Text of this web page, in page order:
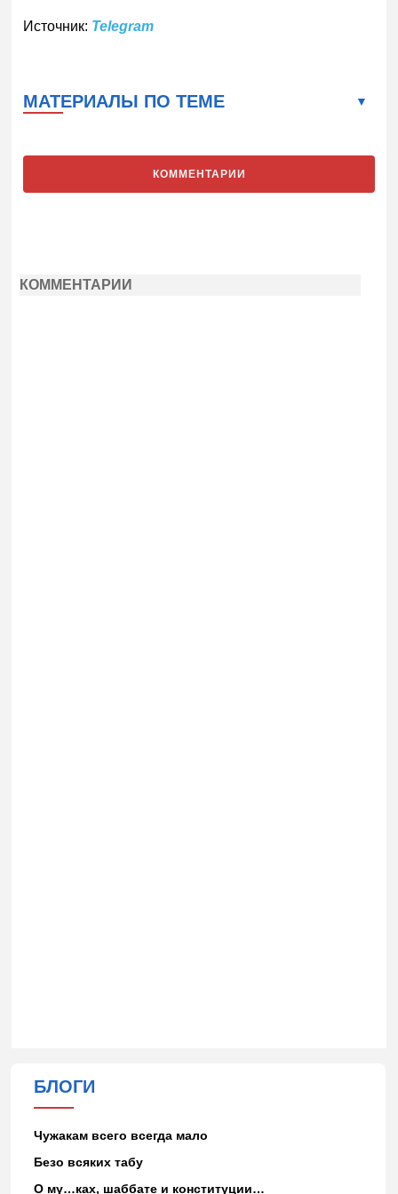
Источник: Telegram
МАТЕРИАЛЫ ПО ТЕМЕ
КОММЕНТАРИИ
КОММЕНТАРИИ
БЛОГИ
Чужакам всего всегда мало
Безо всяких табу
О му…ках, шаббате и конституции…